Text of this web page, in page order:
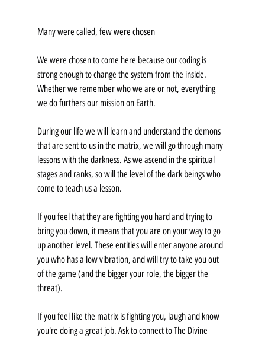
Many were called, few were chosen
We were chosen to come here because our coding is
strong enough to change the system from the inside.
Whether we remember who we are or not, everything
we do furthers our mission on Earth.
During our life we will learn and understand the demons
that are sent to us in the matrix, we will go through many
lessons with the darkness. As we ascend in the spiritual
stages and ranks, so will the level of the dark beings who
come to teach us a lesson.
If you feel that they are fighting you hard and trying to
bring you down, it means that you are on your way to go
up another level. These entities will enter anyone around
you who has a low vibration, and will try to take you out
of the game (and the bigger your role, the bigger the
threat).
If you feel like the matrix is fighting you, laugh and know
you're doing a great job. Ask to connect to The Divine